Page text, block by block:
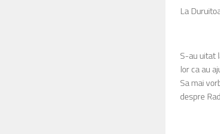
La
S-au uitat
lor ca au
Sa mai
despre